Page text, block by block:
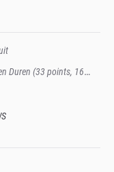
Duren (33 points, 16